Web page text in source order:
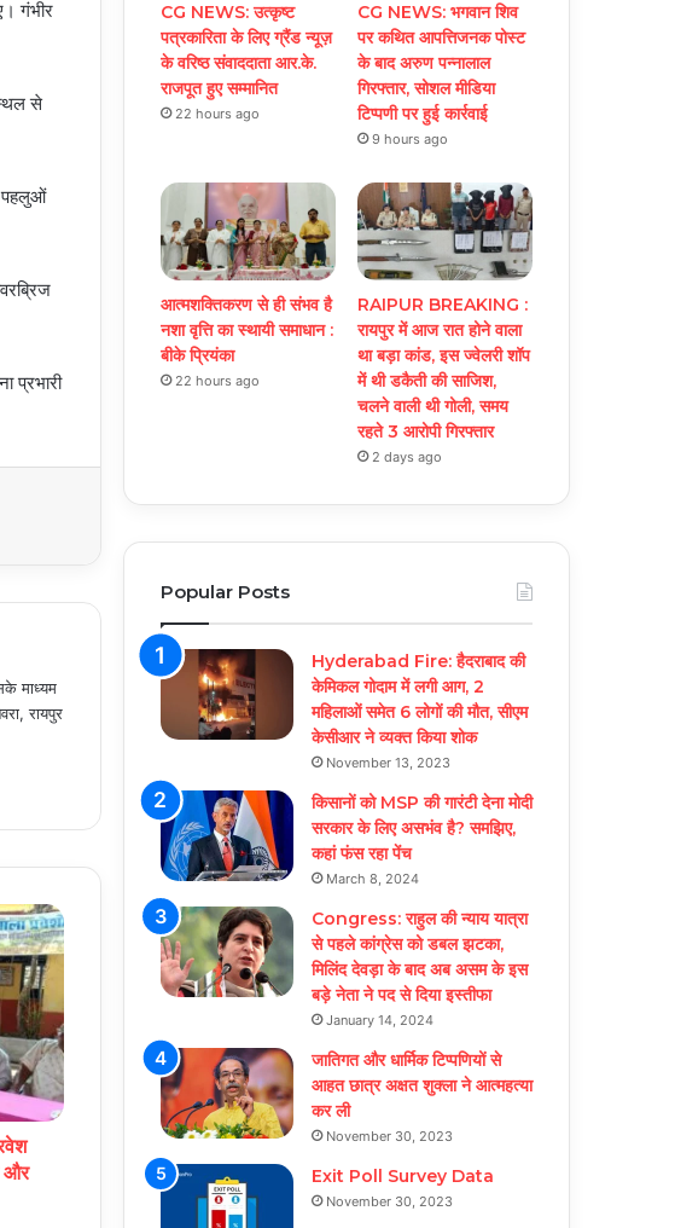
गंभीर
से
पहलुओं
प्रभारी
माध्यम
रायपुर
और
CG NEWS: उत्कृष्ट
पत्रकारिता के लिए ग्रैंड न्यूज़
के वरिष्ठ संवाददाता आर.के.
राजपूत हुए सम्मानित
22 hours ago
CG NEWS: भगवान शिव
पर कथित आपत्तिजनक पोस्ट
के बाद अरुण पन्नालाल
गिरफ्तार, सोशल मीडिया
टिप्पणी पर हुई कार्रवाई
9 hours ago
आत्मशक्तिकरण से ही संभव है
नशा वृत्ति का स्थायी समाधान :
बीके प्रियंका
22 hours ago
RAIPUR BREAKING :
रायपुर में आज रात होने वाला
था बड़ा कांड, इस ज्वेलरी शॉप
में थी डकैती की साजिश,
चलने वाली थी गोली, समय
रहते 3 आरोपी गिरफ्तार
2 days ago
Popular Posts
Hyderabad Fire: हैदराबाद की
केमिकल गोदाम में लगी आग, 2
महिलाओं समेत 6 लोगों की मौत, सीएम
केसीआर ने व्यक्त किया शोक
November 13, 2023
किसानों को MSP की गारंटी देना मोदी
सरकार के लिए असभंव है? समझिए,
कहां फंस रहा पेंच
March 8, 2024
Congress: राहुल की न्याय यात्रा
से पहले कांग्रेस को डबल झटका,
मिलिंद देवड़ा के बाद अब असम के इस
बड़े नेता ने पद से दिया इस्तीफा
January 14, 2024
जातिगत और धार्मिक टिप्पणियों से
आहत छात्र अक्षत शुक्ला ने आत्महत्या
कर ली
November 30, 2023
Exit Poll Survey Data
November 30, 2023